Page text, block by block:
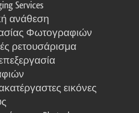
Services
ανάθεση
Φωτογραφιών
ρετουσάρισμα
εικόνες